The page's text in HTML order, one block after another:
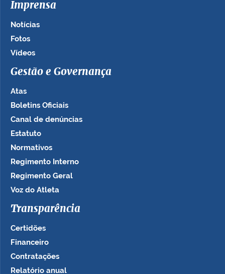
Imprensa
Notícias
Fotos
Vídeos
Gestão e Governança
Atas
Boletins Oficiais
Canal de denúncias
Estatuto
Normativos
Regimento Interno
Regimento Geral
Voz do Atleta
Transparência
Certidões
Financeiro
Contratações
Relatório anual